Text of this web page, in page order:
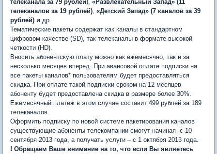
телеканала за 79 рублей), «Развлекательный Запад» (11
телеканалов за 19 рублей), «Детский Запад» (7 каналов за 39
рублей) и др.
Тематические пакеты содержат как каналы в стандартном
цифровом качестве (SD), так телеканалы в формате высокой
четкости (HD).
Вносить абонентскую плату можно как ежемесячно, так и за
несколько месяцев вперед. При авансовой оплате подписки на
все пакеты каналов* пользователям будет предоставляться
скидка. При оплате такой подписки сроком на 12 месяцев
абоненту будет предоставлена скидка в размере более 30%.
Ежемесячный платеж в этом случае составит 499 рублей за 189
телеканалов.
Оформить подписку по новой системе пакетирования каналов
существующие абоненты телекомпании смогут начиная с 10
сентября 2013 года, а получать услуги – с 1 октября 2013 года.
! Обращаем Ваше внимание на то, что если Вы являетесь